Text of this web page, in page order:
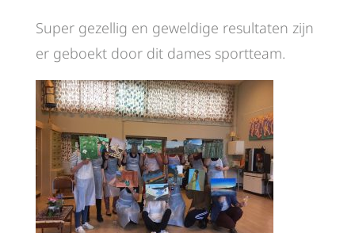
Super gezellig en geweldige resultaten zijn
er geboekt door dit dames sportteam.